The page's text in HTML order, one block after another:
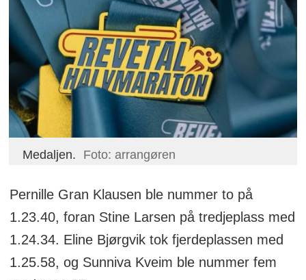
Medaljen. Foto: arrangøren
Pernille Gran Klausen ble nummer to på
1.23.40, foran Stine Larsen på tredjeplass med
1.24.34. Eline Bjørgvik tok fjerdeplassen med
1.25.58, og Sunniva Kveim ble nummer fem